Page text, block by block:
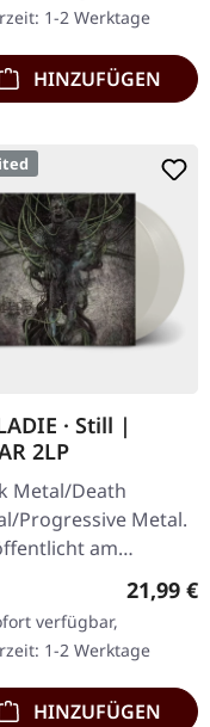
1-2 Werktage
HINZUFÜGEN
· Still |
2LP
Metal/Death
Progressive Metal.
am
auf Supreme
Doppel-
im schweren…
21,99 €
verfügbar,
1-2 Werktage
HINZUFÜGEN